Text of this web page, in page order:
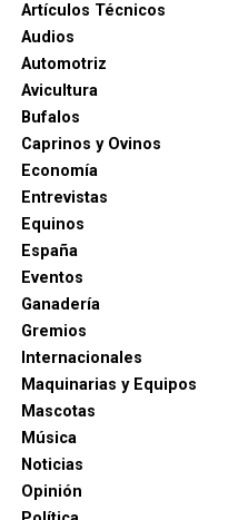
Artículos Técnicos
Audios
Automotriz
Avicultura
Bufalos
Caprinos y Ovinos
Economía
Entrevistas
Equinos
España
Eventos
Ganadería
Gremios
Internacionales
Maquinarias y Equipos
Mascotas
Música
Noticias
Opinión